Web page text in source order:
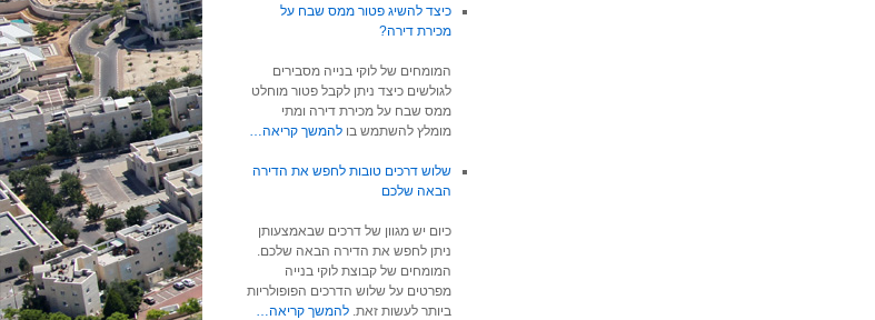
כיצד להשיג פטור ממס שבח על
מכירת דירה?
המומחים של לוקי בנייה מסבירים
לגולשים כיצד ניתן לקבל פטור מוחלט
ממס שבח על מכירת דירה ומתי
מומלץ להשתמש בו להמשך קריאה…
שלוש דרכים טובות לחפש את הדירה
הבאה שלכם
כיום יש מגוון של דרכים שבאמצעותן
ניתן לחפש את הדירה הבאה שלכם.
המומחים של קבוצת לוקי בנייה
מפרטים על שלוש הדרכים הפופולריות
ביותר לעשות זאת. להמשך קריאה…